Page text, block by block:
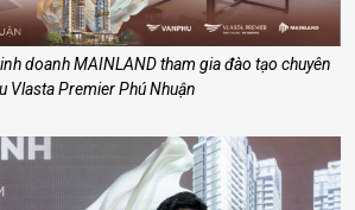
doanh MAINLAND tham gia đào tạo chuyên
Vlasta Premier Phú Nhuận